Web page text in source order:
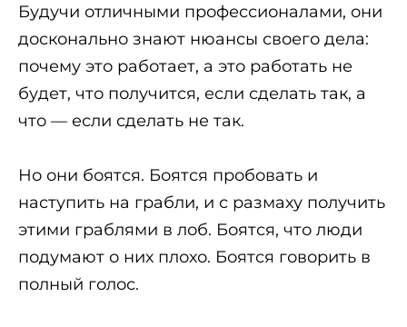
Будучи отличными профессионалами, они
досконально знают нюансы своего дела:
почему это работает, а это работать не
будет, что получится, если сделать так, а
что — если сделать не так.
Но они боятся. Боятся пробовать и
наступить на грабли, и с размаху получить
этими граблями в лоб. Боятся, что люди
подумают о них плохо. Боятся говорить в
полный голос.